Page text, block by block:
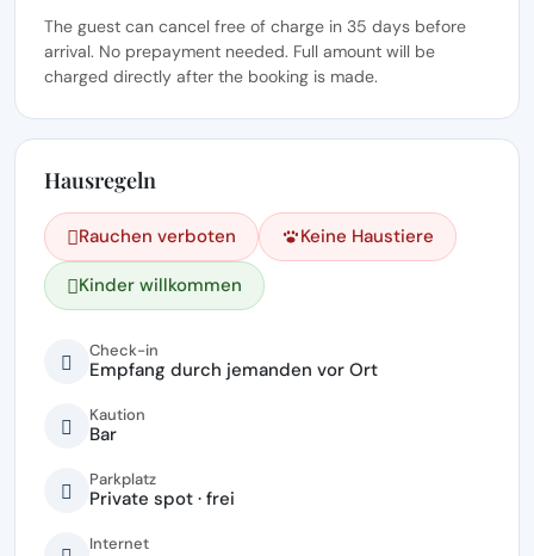
The guest can cancel free of charge in 35 days before
arrival. No prepayment needed. Full amount will be
charged directly after the booking is made.
Hausregeln
Rauchen verboten Keine Haustiere
Kinder willkommen
Check-in
Empfang durch jemanden vor Ort
Kaution
Bar
Parkplatz
Private spot · frei
Internet